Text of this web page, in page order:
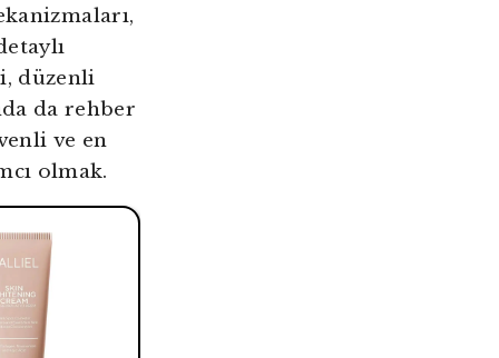
düzenli
da rehber
ve en
olmak.